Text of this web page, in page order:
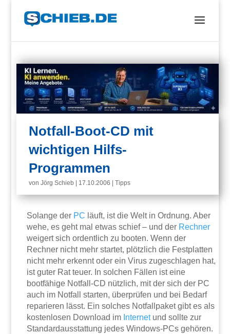
Notfall-Boot-CD mit
wichtigen Hilfs-
Programmen
vonJörg Schieb 17.10.2006 |Tipps
Solange der PC läuft, ist die Welt in Ordnung. Aber
wehe, es geht mal etwas schief – und der Rechner
weigert sich ordentlich zu booten. Wenn der
Rechner nicht mehr startet, plötzlich die Festplatten
nicht mehr erkennt oder ein Virus zugeschlagen hat,
ist guter Rat teuer. In solchen Fällen ist eine
bootfähige Notfall-CD nützlich, mit der sich der PC
auch im Notfall starten, überprüfen und bei Bedarf
reparieren lässt. Ein solches Notfallpaket gibt es als
kostenlosen Download im Internetund sollte zur
Standardausstattung jedes Windows-PCs gehören.